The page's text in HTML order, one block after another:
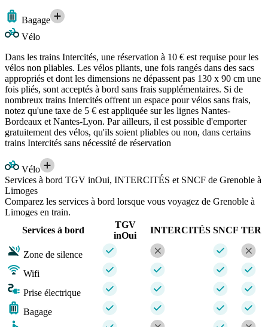
Bagage
Vélo
Dans les trains Intercités, une réservation à 10 € est requise pour les
vélos non pliables. Les vélos pliants, une fois rangés dans des sacs
appropriés et dont les dimensions ne dépassent pas 130 x 90 cm une
fois pliés, sont acceptés à bord sans frais supplémentaires. Si de
nombreux trains Intercités offrent un espace pour vélos sans frais,
notez qu'une taxe de 5 € est appliquée sur les lignes Nantes-
Bordeaux et Nantes-Lyon. Par ailleurs, il est possible d'emporter
gratuitement des vélos, qu'ils soient pliables ou non, dans certains
trains Intercités sans nécessité de réservation
Vélo
Services à bord TGV inOui, INTERCITÉS et SNCF de Grenoble à
Limoges
Comparez les services à bord lorsque vous voyagez de Grenoble à
Limoges en train.
Services à bord
TGV
inOui
INTERCITÉS SNCF TER
Zone de silence
Wifi
Prise électrique
Bagage